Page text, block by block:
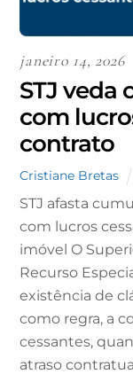
janeiro 14, 2026
STJ veda
com
contrato
Cristiane Bretas
STJ afasta
com lucros
imóvel O
Recurso
existência de
como regra, a
cessantes,
atraso